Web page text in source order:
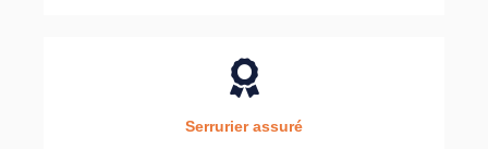
Serrurier assuré